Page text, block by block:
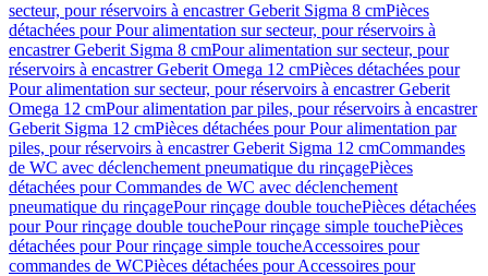
secteur, pour réservoirs à encastrer Geberit Sigma 8 cmPièces
détachées pour Pour alimentation sur secteur, pour réservoirs à
encastrer Geberit Sigma 8 cmPour alimentation sur secteur, pour
réservoirs à encastrer Geberit Omega 12 cmPièces détachées pour
Pour alimentation sur secteur, pour réservoirs à encastrer Geberit
Omega 12 cmPour alimentation par piles, pour réservoirs à encastrer
Geberit Sigma 12 cmPièces détachées pour Pour alimentation par
piles, pour réservoirs à encastrer Geberit Sigma 12 cmCommandes
de WC avec déclenchement pneumatique du rinçagePièces
détachées pour Commandes de WC avec déclenchement
pneumatique du rinçagePour rinçage double touchePièces détachées
pour Pour rinçage double touchePour rinçage simple touchePièces
détachées pour Pour rinçage simple toucheAccessoires pour
commandes de WCPièces détachées pour Accessoires pour